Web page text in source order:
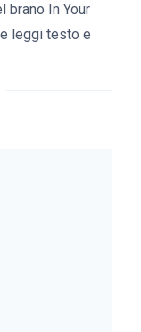
brano In Your
leggi testo e